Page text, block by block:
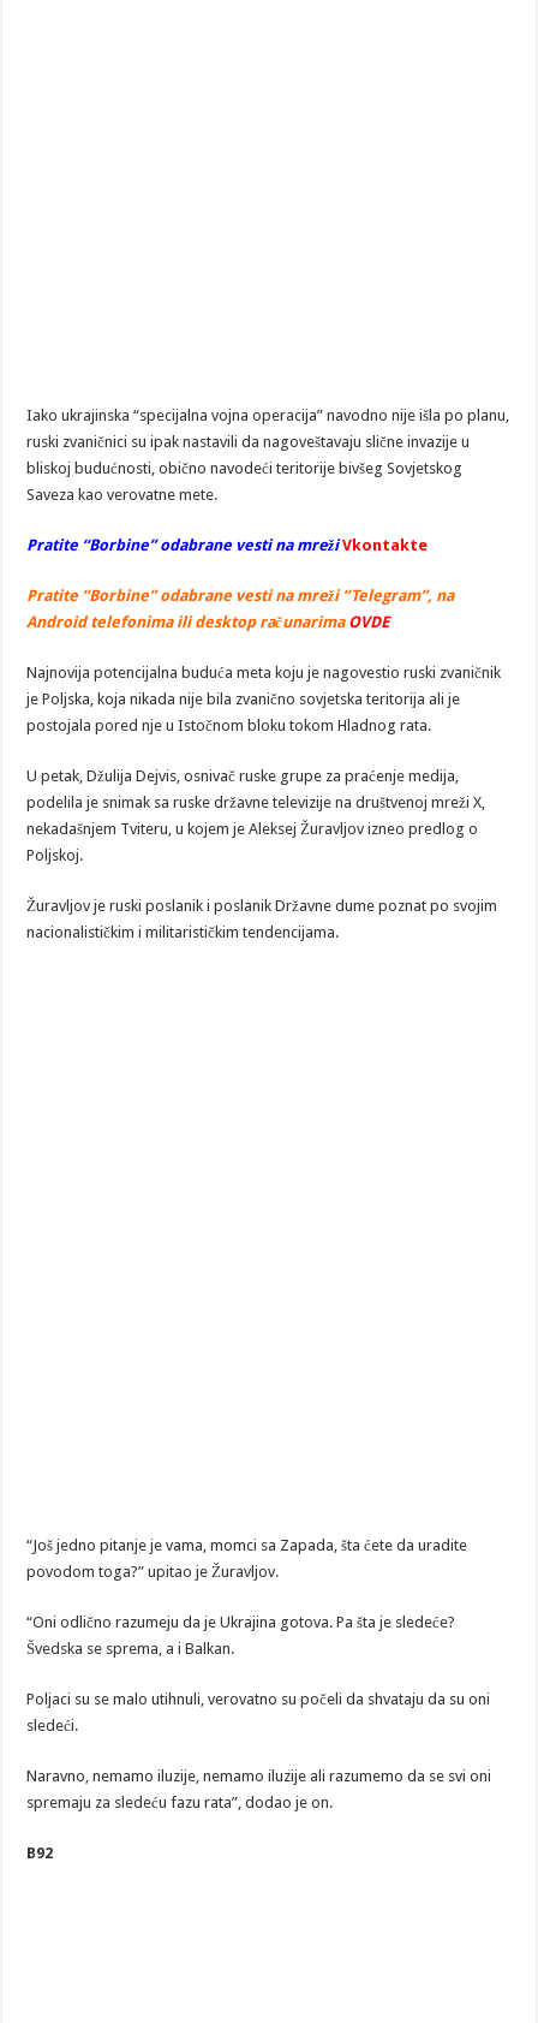
Iako ukrajinska “specijalna vojna operacija” navodno nije išla po planu,
ruski zvaničnici su ipak nastavili da nagoveštavaju slične invazije u
bliskoj budućnosti, obično navodeći teritorije bivšeg Sovjetskog
Saveza kao verovatne mete.
Pratite “Borbine” odabrane vesti na mreži Vkontakte
Pratite “Borbine” odabrane vesti na mreži “Telegram”, na
Android telefonima ili desktop računarima OVDE
Najnovija potencijalna buduća meta koju je nagovestio ruski zvaničnik
je Poljska, koja nikada nije bila zvanično sovjetska teritorija ali je
postojala pored nje u Istočnom bloku tokom Hladnog rata.
U petak, Džulija Dejvis, osnivač ruske grupe za praćenje medija,
podelila je snimak sa ruske državne televizije na društvenoj mreži X,
nekadašnjem Tviteru, u kojem je Aleksej Žuravljov izneo predlog o
Poljskoj.
Žuravljov je ruski poslanik i poslanik Državne dume poznat po svojim
nacionalističkim i militarističkim tendencijama.
“Još jedno pitanje je vama, momci sa Zapada, šta ćete da uradite
povodom toga?” upitao je Žuravljov.
“Oni odlično razumeju da je Ukrajina gotova. Pa šta je sledeće?
Švedska se sprema, a i Balkan.
Poljaci su se malo utihnuli, verovatno su počeli da shvataju da su oni
sledeći.
Naravno, nemamo iluzije, nemamo iluzije ali razumemo da se svi oni
spremaju za sledeću fazu rata”, dodao je on.
B92